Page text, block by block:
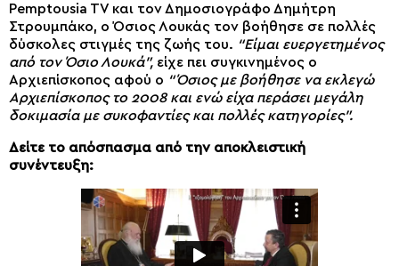
Pemptousia TV και τον Δημοσιογράφο Δημήτρη
Στρουμπάκο, ο Όσιος Λουκάς τον βοήθησε σε πολλές
δύσκολες στιγμές της ζωής του. “Είμαι ευεργετημένος
από τον Όσιο Λουκά”, είχε πει συγκινημένος ο
Αρχιεπίσκοπος αφού ο “Όσιος με βοήθησε να εκλεγώ
Αρχιεπίσκοπος το 2008 και ενώ είχα περάσει μεγάλη
δοκιμασία με συκοφαντίες και πολλές κατηγορίες”.
Δείτε το απόσπασμα από την αποκλειστική
συνέντευξη: